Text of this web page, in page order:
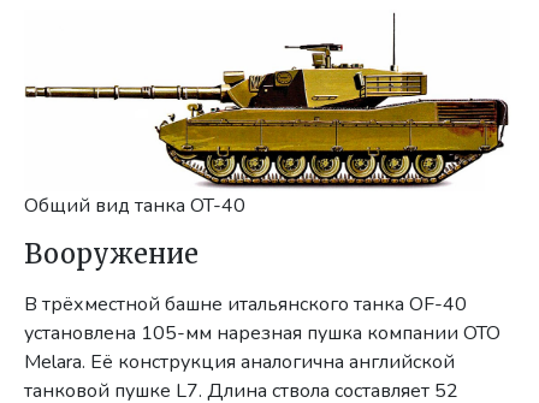
Общий вид танка OT-40
Вооружение
В трёхместной башне итальянского танка OF-40
установлена 105-мм нарезная пушка компании OTO
Melara. Её конструкция аналогична английской
танковой пушке L7. Длина ствола составляет 52